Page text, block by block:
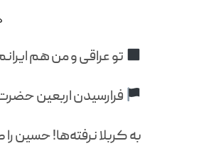
تو عراقی و من هم
فرارسیدن اربعین
به کربلا نرفته‌ها! حسین